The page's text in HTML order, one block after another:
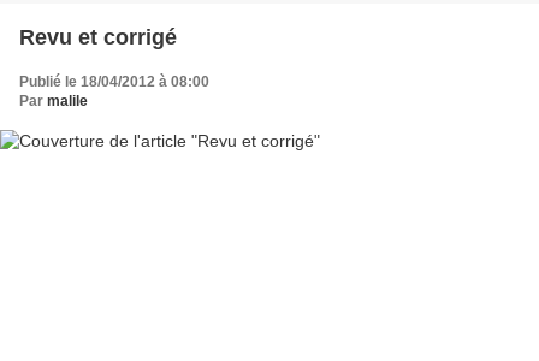
Revu et corrigé
Publié le 18/04/2012 à 08:00
Par malile